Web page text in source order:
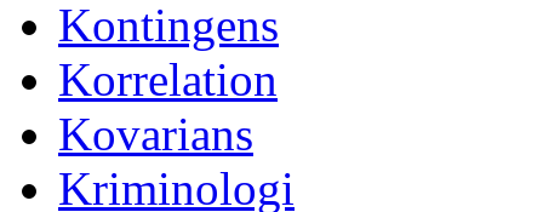
Kontingens
Korrelation
Kovarians
Kriminologi